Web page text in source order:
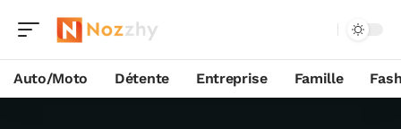
Auto/Moto Détente Entreprise Famille